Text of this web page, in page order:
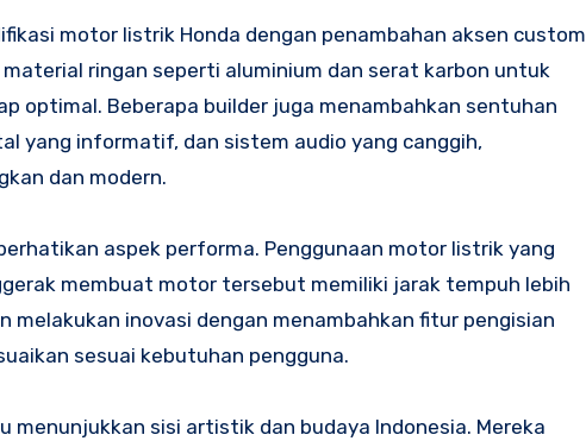
motor listrik Honda dengan penambahan aksen custom
ringan seperti aluminium dan serat karbon untuk
optimal. Beberapa builder juga menambahkan sentuhan
yang informatif, dan sistem audio yang canggih,
dan modern.
aspek performa. Penggunaan motor listrik yang
membuat motor tersebut memiliki jarak tempuh lebih
melakukan inovasi dengan menambahkan fitur pengisian
sesuai kebutuhan pengguna.
menunjukkan sisi artistik dan budaya Indonesia. Mereka